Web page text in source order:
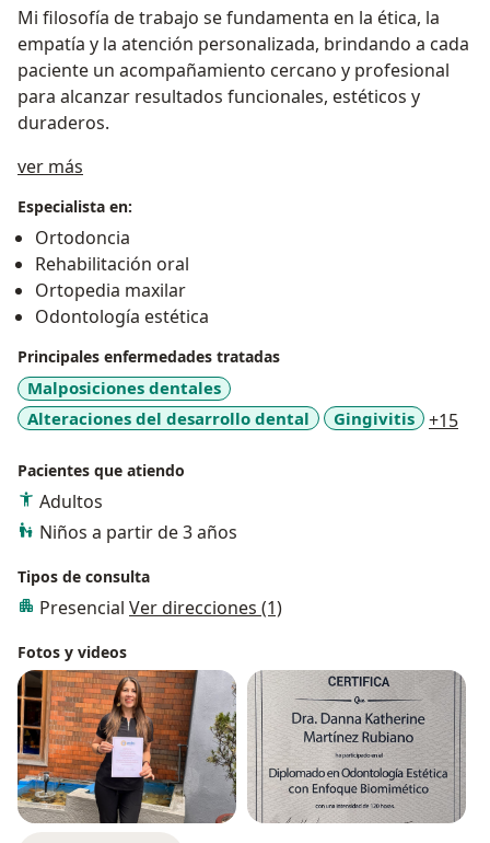
Mi filosofía de trabajo se fundamenta en la ética, la
empatía y la atención personalizada, brindando a cada
paciente un acompañamiento cercano y profesional
para alcanzar resultados funcionales, estéticos y
duraderos.
ver más
Especialista en:
Ortodoncia
Rehabilitación oral
Ortopedia maxilar
Odontología estética
Principales enfermedades tratadas
Malposiciones dentales
Alteraciones del desarrollo dental
Gingivitis +15
Pacientes que atiendo
Adultos
Niños a partir de 3 años
Tipos de consulta
Presencial Ver direcciones (1)
Fotos y videos